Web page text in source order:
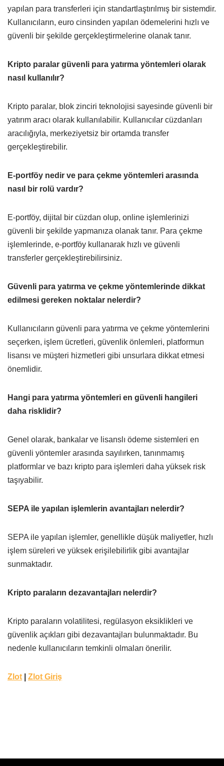
yapılan para transferleri için standartlaştırılmış bir sistemdir.
Kullanıcıların, euro cinsinden yapılan ödemelerini hızlı ve
güvenli bir şekilde gerçekleştirmelerine olanak tanır.
Kripto paralar güvenli para yatırma yöntemleri olarak
nasıl kullanılır?
Kripto paralar, blok zinciri teknolojisi sayesinde güvenli bir
yatırım aracı olarak kullanılabilir. Kullanıcılar cüzdanları
aracılığıyla, merkeziyetsiz bir ortamda transfer
gerçekleştirebilir.
E-portföy nedir ve para çekme yöntemleri arasında
nasıl bir rolü vardır?
E-portföy, dijital bir cüzdan olup, online işlemlerinizi
güvenli bir şekilde yapmanıza olanak tanır. Para çekme
işlemlerinde, e-portföy kullanarak hızlı ve güvenli
transferler gerçekleştirebilirsiniz.
Güvenli para yatırma ve çekme yöntemlerinde dikkat
edilmesi gereken noktalar nelerdir?
Kullanıcıların güvenli para yatırma ve çekme yöntemlerini
seçerken, işlem ücretleri, güvenlik önlemleri, platformun
lisansı ve müşteri hizmetleri gibi unsurlara dikkat etmesi
önemlidir.
Hangi para yatırma yöntemleri en güvenli hangileri
daha risklidir?
Genel olarak, bankalar ve lisanslı ödeme sistemleri en
güvenli yöntemler arasında sayılırken, tanınmamış
platformlar ve bazı kripto para işlemleri daha yüksek risk
taşıyabilir.
SEPA ile yapılan işlemlerin avantajları nelerdir?
SEPA ile yapılan işlemler, genellikle düşük maliyetler, hızlı
işlem süreleri ve yüksek erişilebilirlik gibi avantajlar
sunmaktadır.
Kripto paraların dezavantajları nelerdir?
Kripto paraların volatilitesi, regülasyon eksiklikleri ve
güvenlik açıkları gibi dezavantajları bulunmaktadır. Bu
nedenle kullanıcıların temkinli olmaları önerilir.
Zlot Zlot Giriş